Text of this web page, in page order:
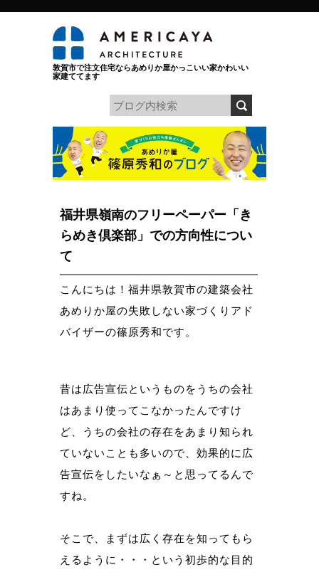
敦賀市で注文住宅ならあめりか屋かっこいい家かわいい
家建ててます
福井県嶺南のフリーペーパー「き
らめき倶楽部」での方向性につい
て
こんにちは！福井県敦賀市の建築会社
あめりか屋の失敗しない家づくりアド
バイザーの篠原秀和です。
昔は広告宣伝というものをうちの会社
はあまり使ってこなかったんですけ
ど、うちの会社の存在をあまり知られ
ていないことも多いので、 効果的に広
告宣伝をしたいなぁ～と思ってるんで
すね。
そこで、まずは広く存在を知ってもら
えるように・・・という初歩的な目的